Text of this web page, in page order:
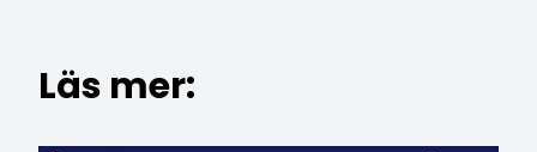
Läs mer: